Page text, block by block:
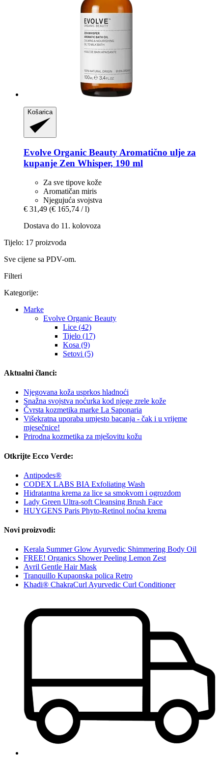
Košarica
Evolve Organic Beauty Aromatično ulje za
kupanje Zen Whisper, 190 ml
Za sve tipove kože
Aromatičan miris
Njegujuća svojstva
€ 31,49 (€ 165,74 / l)
Dostava do 11. kolovoza
Tijelo: 17 proizvoda
Sve cijene sa PDV-om.
Filteri
Kategorije:
Marke
Evolve Organic Beauty
Lice (42)
Tijelo (17)
Kosa (9)
Setovi (5)
Aktualni članci:
Njegovana koža usprkos hladnoći
Snažna svojstva noćurka kod njege zrele kože
Čvrsta kozmetika marke La Saponaria
Višekratna uporaba umjesto bacanja - čak i u vrijeme
mjesečnice!
Prirodna kozmetika za mješovitu kožu
Otkrijte Ecco Verde:
Antipodes®
CODEX LABS BIA Exfoliating Wash
Hidratantna krema za lice sa smokvom i ogrozdom
Lady Green Ultra-soft Cleansing Brush Face
HUYGENS Paris Phyto-Retinol noćna krema
Novi proizvodi:
Kerala Summer Glow Ayurvedic Shimmering Body Oil
FREE! Organics Shower Peeling Lemon Zest
Avril Gentle Hair Mask
Tranquillo Kupaonska polica Retro
Khadi® ChakraCurl Ayurvedic Curl Conditioner